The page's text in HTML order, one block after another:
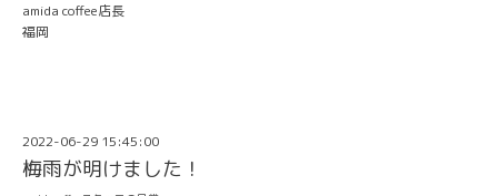
amida coffee店長
福岡
2022-06-29 15:45:00
梅雨が明けました！